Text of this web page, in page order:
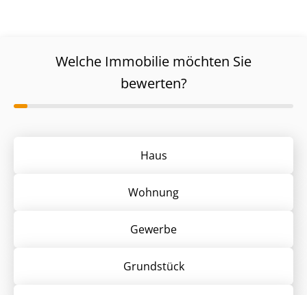
Welche Immobilie möchten Sie
bewerten?
Haus
Wohnung
Gewerbe
Grund­stück